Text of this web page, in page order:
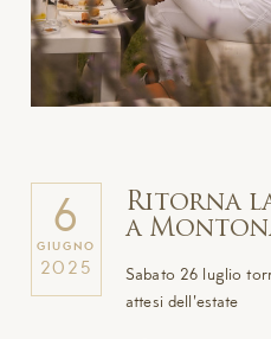
6
GIUGNO
2025
Ritorna
a
Sabato 26 luglio
attesi dell'estate